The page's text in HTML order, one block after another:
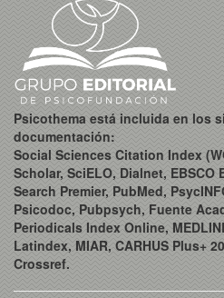
Psicothema está incluida en los
documentación:
Social Sciences Citation Index
Scholar, SciELO, Dialnet, EBSCO
Search Premier, PubMed,
Psicodoc, Pubpsych, Fuente
Periodicals Index Online,
Latindex, MIAR, CARHUS Plus+
Crossref.